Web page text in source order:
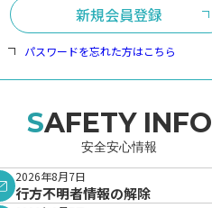
新規会員登録
パスワードを忘れた方はこちら
SAFETY INFO
安全安心情報
2026年8月7日
行方不明者情報の解除